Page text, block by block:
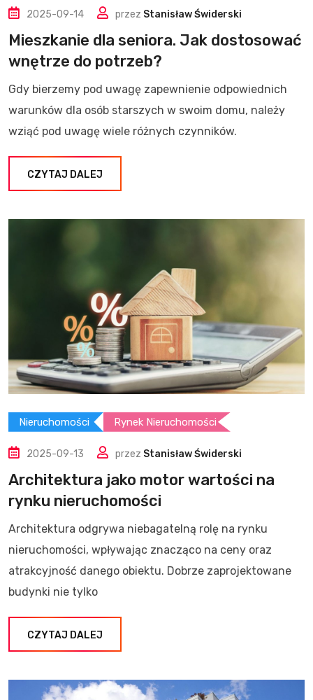
2025-09-14 przez Stanisław Świderski
Mieszkanie dla seniora. Jak dostosować
wnętrze do potrzeb?
Gdy bierzemy pod uwagę zapewnienie odpowiednich
warunków dla osób starszych w swoim domu, należy
wziąć pod uwagę wiele różnych czynników.
CZYTAJ DALEJ
Nieruchomości Rynek Nieruchomości
2025-09-13 przez Stanisław Świderski
Architektura jako motor wartości na
rynku nieruchomości
Architektura odgrywa niebagatelną rolę na rynku
nieruchomości, wpływając znacząco na ceny oraz
atrakcyjność danego obiektu. Dobrze zaprojektowane
budynki nie tylko
CZYTAJ DALEJ